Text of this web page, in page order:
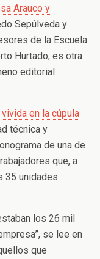
Arauco y
Sepúlveda y
de la Escuela
Hurtado, es otra
editorial
en la cúpula
técnica y
de una de
que, a
35 unidades
los 26 mil
se lee en
que